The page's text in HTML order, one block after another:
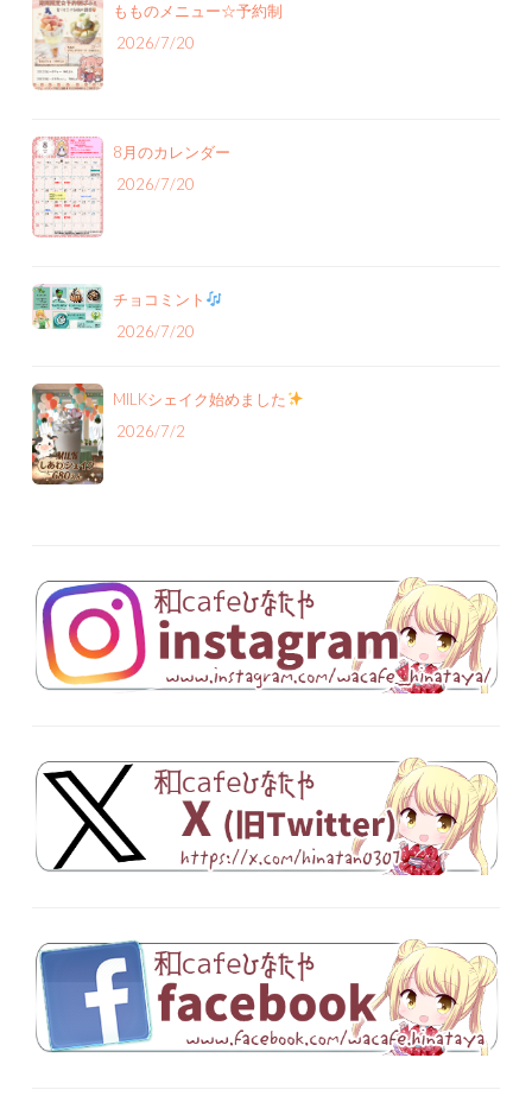
もものメニュー‪☆予約制
2026/7/20
8月のカレンダー
2026/7/20
チョコミント
2026/7/20
MILKシェイク始めました
2026/7/2